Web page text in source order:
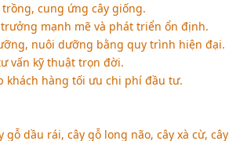
cung ứng cây giống.
mạnh mẽ và phát triển ổn định.
nuôi dưỡng bằng quy trình hiện đại.
vấn kỹ thuật trọn đời.
hàng tối ưu chi phí đầu tư.
dầu rái, cây gỗ long não, cây xà cừ,